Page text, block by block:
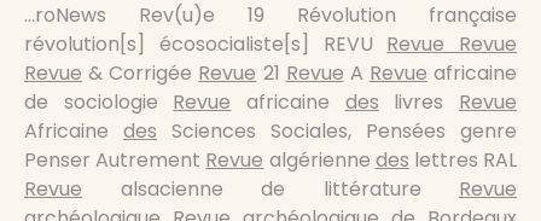
…roNews Rev(u)e 19 Révolution française
révolution[s] écosocialiste[s] REVU Revue Revue
Revue & Corrigée Revue 21 Revue A Revue africaine
de sociologie Revue africaine des livres Revue
Africaine des Sciences Sociales, Pensées genre
Penser Autrement Revue algérienne des lettres RAL
Revue alsacienne de littérature Revue